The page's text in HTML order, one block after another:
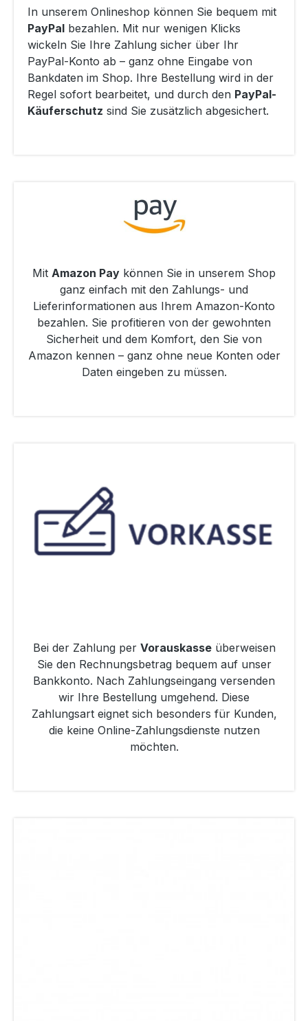
In unserem Onlineshop können Sie bequem mit
PayPal bezahlen. Mit nur wenigen Klicks
wickeln Sie Ihre Zahlung sicher über Ihr
PayPal-Konto ab – ganz ohne Eingabe von
Bankdaten im Shop. Ihre Bestellung wird in der
Regel sofort bearbeitet, und durch den PayPal-
Käuferschutz sind Sie zusätzlich abgesichert.
Mit Amazon Pay können Sie in unserem Shop
ganz einfach mit den Zahlungs- und
Lieferinformationen aus Ihrem Amazon-Konto
bezahlen. Sie profitieren von der gewohnten
Sicherheit und dem Komfort, den Sie von
Amazon kennen – ganz ohne neue Konten oder
Daten eingeben zu müssen.
Bei der Zahlung per Vorauskasseüberweisen
Sie den Rechnungsbetrag bequem auf unser
Bankkonto. Nach Zahlungseingang versenden
wir Ihre Bestellung umgehend. Diese
Zahlungsart eignet sich besonders für Kunden,
die keine Online-Zahlungsdienste nutzen
möchten.